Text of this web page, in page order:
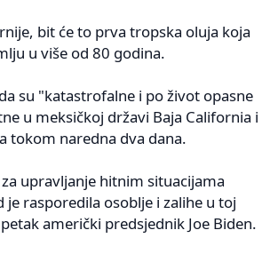
bit će to prva tropska oluja koja
u više od 80 godina.
su "katastrofalne i po život opasne
u meksičkoj državi Baja California i
tokom naredna dva dana.
upravljanje hitnim situacijama
je rasporedila osoblje i zalihe u toj
američki predsjednik Joe Biden.